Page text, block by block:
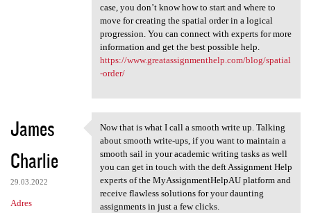
case, you don’t know how to start and where to
move for creating the spatial order in a logical
progression. You can connect with experts for more
information and get the best possible help.
https://www.greatassignmenthelp.com/blog/spatial
-order/
James
Charlie
29.03.2022
Adres
Now that is what I call a
Now that is what I call a smooth write up. Talking
about smooth write-ups, if you want to maintain a
smooth sail in your academic writing tasks as well
you can get in touch with the deft Assignment Help
experts of the MyAssignmentHelpAU platform and
receive flawless solutions for your daunting
assignments in just a few clicks.